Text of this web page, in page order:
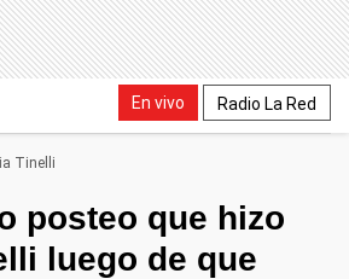
En vivo Radio La Red
Tinelli
posteo que hizo
luego de que